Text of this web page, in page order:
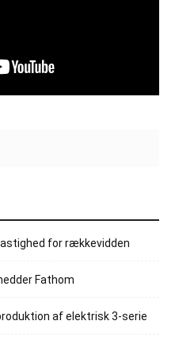
for rækkevidden
Fathom
af elektrisk 3-serie